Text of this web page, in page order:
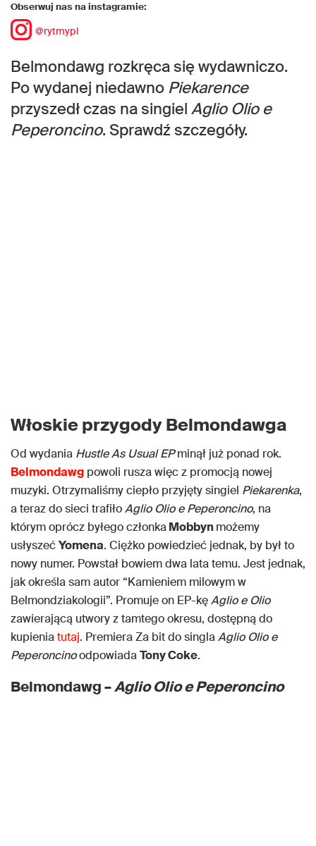
Obserwuj nas na instagramie:
@rytmypl
Belmondawg rozkręca się wydawniczo.
Po wydanej niedawno Piekarence
przyszedł czas na singiel Aglio Olio e
Peperoncino. Sprawdź szczegóły.
Włoskie przygody Belmondawga
Od wydania Hustle As Usual EPminął już ponad rok.
Belmondawg powoli rusza więc z promocją nowej
muzyki. Otrzymaliśmy ciepło przyjęty singiel Piekarenka,
a teraz do sieci trafiłoAglio Olio e Peperoncino, na
którym oprócz byłego członkaMobbynmożemy
usłyszećYomena. Ciężko powiedzieć jednak, by był to
nowy numer. Powstał bowiem dwa lata temu. Jest jednak,
jak określa sam autor “Kamieniem milowym w
Belmondziakologii”. Promuje on EP-kęAglio e Olio
zawierającą utwory z tamtego okresu, dostępną do
kupieniatutaj. Premiera Za bit do singlaAglio Olio e
PeperoncinoodpowiadaTony Coke.
Belmondawg –Aglio Olio e Peperoncino